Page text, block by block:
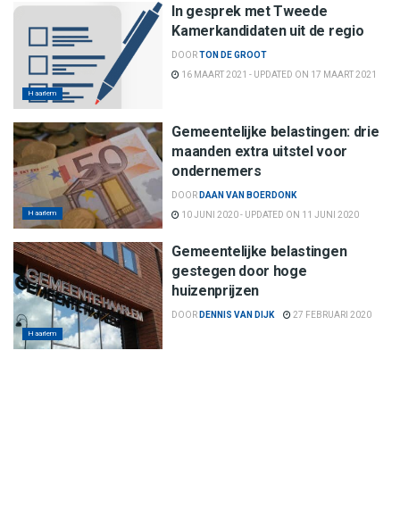
Haarlem
In gesprek met Tweede
Kamerkandidaten uit de regio
DOORTON DE GROOT
16 MAART 2021 - UPDATED ON 17 MAART 2021
Haarlem
Gemeentelijke belastingen: drie
maanden extra uitstel voor
ondernemers
DOOR DAAN VAN BOERDONK
10 JUNI 2020 - UPDATED ON 11 JUNI 2020
Haarlem
Gemeentelijke belastingen
gestegen door hoge
huizenprijzen
DOOR DENNIS VAN DIJK 27 FEBRUARI 2020